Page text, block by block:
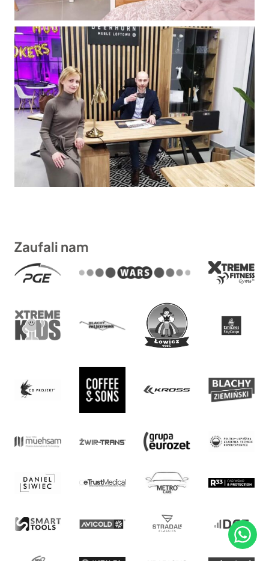
Zaufali nam